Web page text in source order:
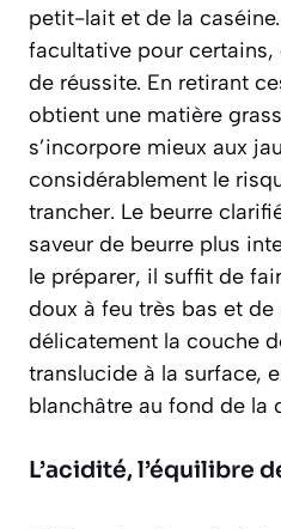
petit-lait et de la
facultative pour
de réussite. En retirant
obtient une matière
s’incorpore mieux aux
considérablement le
trancher. Le beurre
saveur de beurre plus
le préparer, il suffit de
doux à feu très bas et de
délicatement la couche
translucide à la surface,
blanchâtre au fond de la
L’acidité, l’équilibre